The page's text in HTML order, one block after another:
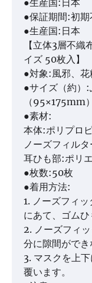
●保証期間:初
●生産国:日本
【立体3層不
イズ 50枚入】
●対象:風邪、
●サイズ（約）
（95×175mm）
●素材:
本体:ポリプロ
ノーズフィル
耳ひも部:ポリ
●枚数:50枚
●着用方法:
1. ノーズフィ
にあて、ゴムひ
2. ノーズフィ
分に隙間ができ
3. マスクを上
覆います。